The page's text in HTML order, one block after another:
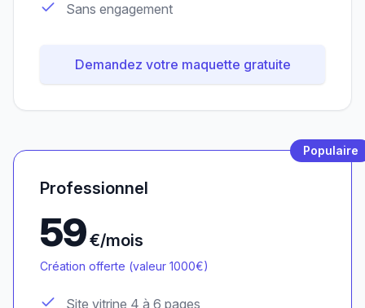
Sans engagement
Demandez votre maquette gratuite
Populaire
Professionnel
59€/mois
Création offerte (valeur 1000€)
Site vitrine 4 à 6 pages